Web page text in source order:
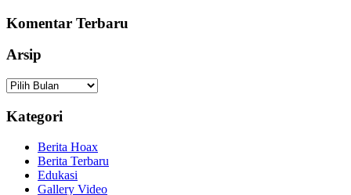
Komentar Terbaru
Arsip
Arsip
Kategori
Berita Hoax
Berita Terbaru
Edukasi
Gallery Video